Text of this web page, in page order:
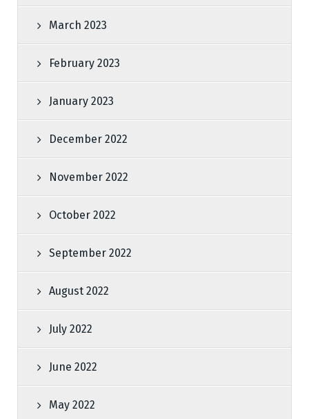
March 2023
February 2023
January 2023
December 2022
November 2022
October 2022
September 2022
August 2022
July 2022
June 2022
May 2022